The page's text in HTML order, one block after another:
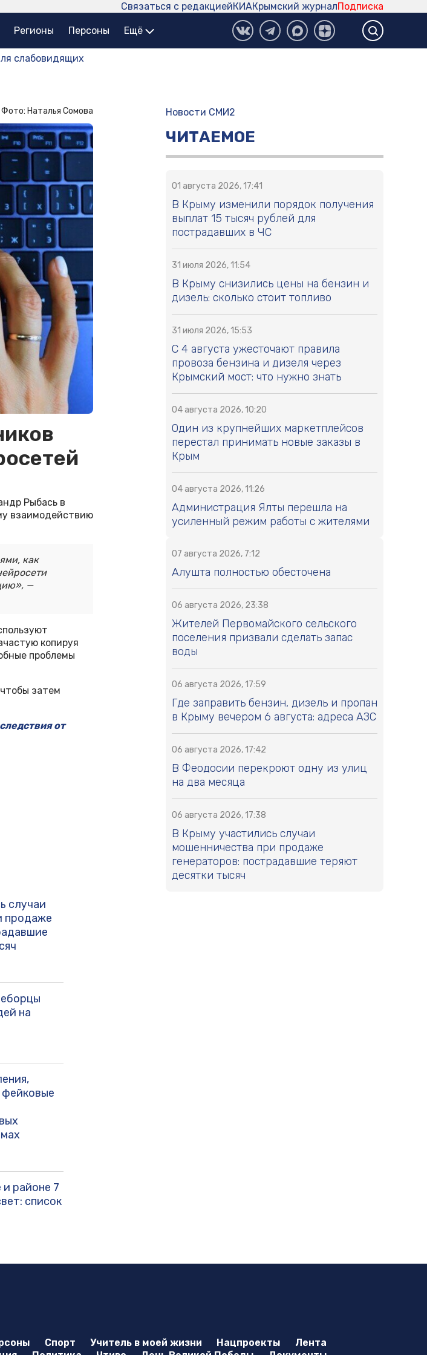
Подписка
Крымский журнал
КИА
Связаться с редакцией
Регионы Персоны Ещё
слабовидящих
Фото: Наталья Сомова
Рыбась в
взаимодействию
как
—
копируя
проблемы
затем
от
случаи
продаже
на
районе 7
список
Новости СМИ2
ЧИТАЕМОЕ
01 августа 2026, 17:41
В Крыму изменили порядок получения
выплат 15 тысяч рублей для
пострадавших в ЧС
31 июля 2026, 11:54
В Крыму снизились цены на бензин и
дизель: сколько стоит топливо
31 июля 2026, 15:53
С 4 августа ужесточают правила
провоза бензина и дизеля через
Крымский мост: что нужно знать
04 августа 2026, 10:20
Один из крупнейших маркетплейсов
перестал принимать новые заказы в
Крым
04 августа 2026, 11:26
Администрация Ялты перешла на
усиленный режим работы с жителями
07 августа 2026, 7:12
Алушта полностью обесточена
06 августа 2026, 23:38
Жителей Первомайского сельского
поселения призвали сделать запас
воды
06 августа 2026, 17:59
Где заправить бензин, дизель и пропан
в Крыму вечером 6 августа: адреса АЗС
06 августа 2026, 17:42
В Феодосии перекроют одну из улиц
на два месяца
06 августа 2026, 17:38
В Крыму участились случаи
мошенничества при продаже
генераторов: пострадавшие теряют
десятки тысяч
Спорт Учитель в моей жизни Нацпроекты
Лента